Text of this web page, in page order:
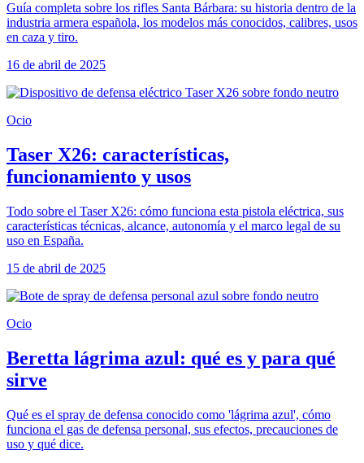
Guía completa sobre los rifles Santa Bárbara: su historia dentro de la
industria armera española, los modelos más conocidos, calibres, usos
en caza y tiro.
16 de abril de 2025
Ocio
Taser X26: características,
funcionamiento y usos
Todo sobre el Taser X26: cómo funciona esta pistola eléctrica, sus
características técnicas, alcance, autonomía y el marco legal de su
uso en España.
15 de abril de 2025
Ocio
Beretta lágrima azul: qué es y para qué
sirve
Qué es el spray de defensa conocido como 'lágrima azul', cómo
funciona el gas de defensa personal, sus efectos, precauciones de
uso y qué dice.